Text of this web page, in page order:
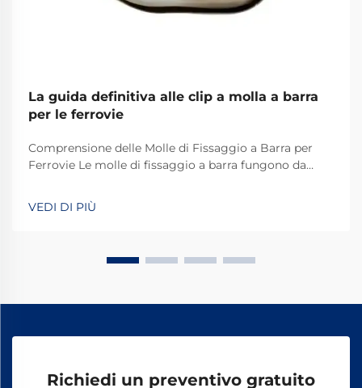
La guida definitiva alle clip a molla a barra
per le ferrovie
Comprensione delle Molle di Fissaggio a Barra per
Ferrovie Le molle di fissaggio a barra fungono da
chiave nei sistemi ferroviari di tutto il mondo.
Fondamentalmente, mantengono i binari
capacità di resistere alle sollecitazioni causate dal
VEDI DI PIÙ
Richiedi un preventivo gratuito